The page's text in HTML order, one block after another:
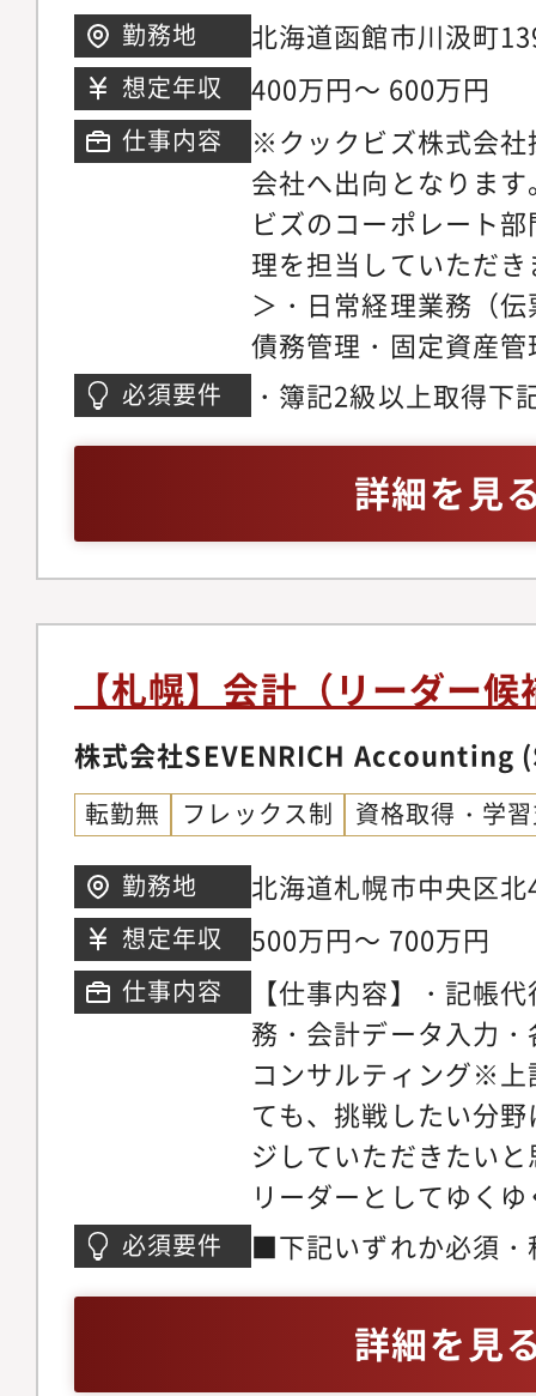
ズです。・創業期メ
て業務できる環境で
として、顧客貢献で
会社に、最適なバッ
ていきたい」をビジ
す。・ただの経理代
計?下流の作業まで一
す。・限定的なツー
イアントのニーズに
きます。◆企業へ深
い企業も多いため、
案・設計できます。
目指すべき体制やゴ
営者の課題を直接聞
してソリューション
ループは約30個の自
す。経営者の課題を
リューションを自社
す。・業務設計を通
立場でサポートをす
人の成長に向き合い
を認識し、できる限
弊社グループでは会
士、ファイナンス等
全て引き受けること
経理BPOとして限ら
ライアントの成長に
ることができます。
勤務地
北海道函館市川汲町
社採用、きゅういち
す。
想定年収 400万円～ 600万円
仕事内容
※クックビズ株式会
会社へ出向となりま
ビズのコーポレート
理を担当していただ
＞・日常経理業務（
債務管理・固定資産
表、社内資料作成・
定組替表作成、親会
成等・法人税、消費
スの整備、改善（シ
からの経理データ取
む）・その他経理財
験や志向性に応じて
人対応 ・決算開示（
料、有価証券報告書
待】本社の経理財務
もあり、幅広い知識
ます。制度などまだ
も多く、成長途上の
面で活躍・成長でき
属部署メンバー構成
経営管理部 4名（部
必須要件
・簿記2級以上取得下
務所、監査法人での
詳細を見
【札幌】会計（リーダー候
株式会社SEVENRICH Accounting
転勤無 フレックス制 資格取得・学
勤務地
北海道札幌市中央区
Ｎ4・2ビル11Ｆ
想定年収 500万円～ 700万円
仕事内容
【仕事内容】・記帳
務・会計データ入力
コンサルティング※
ても、挑戦したい分
ジしていただきたい
リーダーとしてゆく
たいと思っておりま
の所長と同じくらい
す。【業務で使用す
必須要件
■下記いずれか必須・
法人の申告書を作成
経験3年以上且つ、
詳細を見